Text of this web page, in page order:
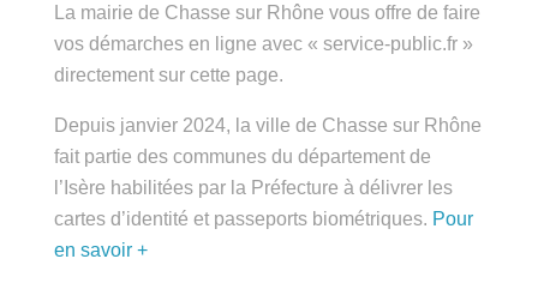
La mairie de Chasse sur Rhône vous offre de
faire vos démarches en ligne avec « service-
public.fr » directement sur cette page.
Depuis janvier 2024, la ville de Chasse sur Rhône
fait partie des communes du département de
l’Isère habilitées par la Préfecture à délivrer les
cartes d’identité et passeports biométriques.Pour
en savoir +